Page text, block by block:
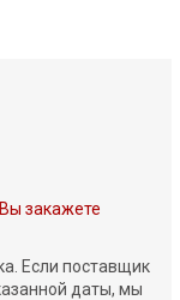
закажете
Если поставщик
даты, мы